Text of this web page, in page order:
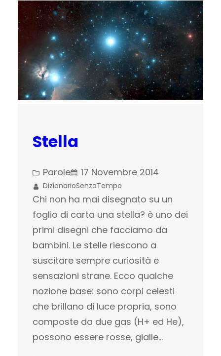
Stella
Parole 17 Novembre 2014
DizionarioSenzaTempo
Chi non ha mai disegnato su un
foglio di carta una stella? è uno dei
primi disegni che facciamo da
bambini. Le stelle riescono a
suscitare sempre curiosità e
sensazioni strane. Ecco qualche
nozione base: sono corpi celesti
che brillano di luce propria, sono
composte da due gas (H+ ed He),
possono essere rosse, gialle…